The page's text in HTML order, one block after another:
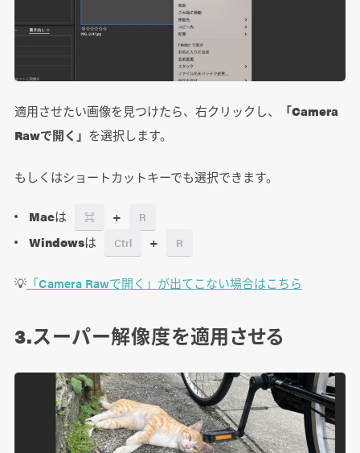
適用させたい画像を見つけたら、右クリックし、
「Camera
Rawで開く」 を選択します。
もしくはショートカットキーでも選択できます。
Macは ⌘ + R
Windowsは Ctrl + R
💡「Camera Rawで開く」が出てこない場合はこちら
3.スーパー解像度を適用させる